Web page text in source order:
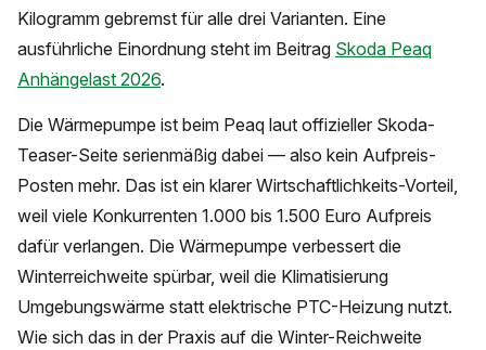
Kilogramm gebremst für alle drei Varianten. Eine
ausführliche Einordnung steht im Beitrag Skoda Peaq
Anhängelast 2026.
Die Wärmepumpe ist beim Peaq laut offizieller Skoda-
Teaser-Seite serienmäßig dabei — also kein Aufpreis-
Posten mehr. Das ist ein klarer Wirtschaftlichkeits-Vorteil,
weil viele Konkurrenten 1.000 bis 1.500 Euro Aufpreis
dafür verlangen. Die Wärmepumpe verbessert die
Winterreichweite spürbar, weil die Klimatisierung
Umgebungswärme statt elektrische PTC-Heizung nutzt.
Wie sich das in der Praxis auf die Winter-Reichweite